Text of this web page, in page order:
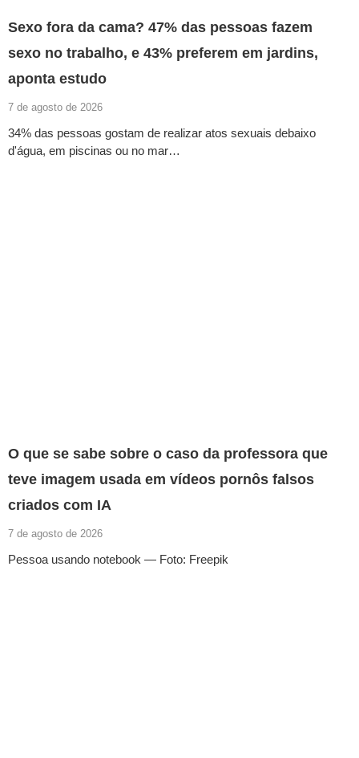
Sexo fora da cama? 47% das pessoas fazem
sexo no trabalho, e 43% preferem em jardins,
aponta estudo
7 de agosto de 2026
34% das pessoas gostam de realizar atos sexuais debaixo
d'água, em piscinas ou no mar…
O que se sabe sobre o caso da professora que
teve imagem usada em vídeos pornôs falsos
criados com IA
7 de agosto de 2026
Pessoa usando notebook — Foto: Freepik